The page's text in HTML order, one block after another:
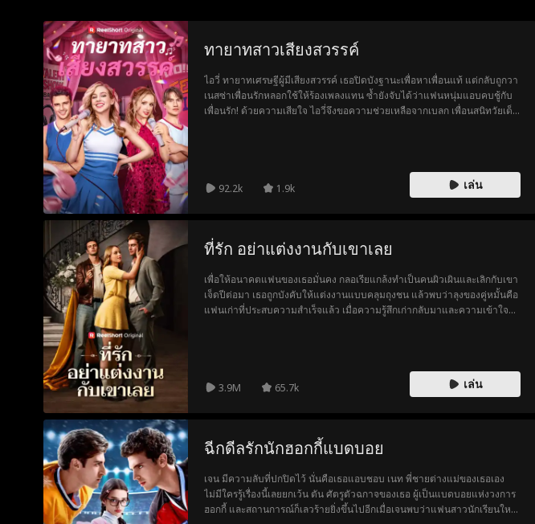
ทายาทสาวเสียงสวรรค์
ไอวี่ ทายาทเศรษฐีผู้มีเสียงสวรรค์ เธอปิดบังฐานะเพื่อหาเพื่อนแท้ แต่กลับถูกวา
เนสซ่าเพื่อนรักหลอกใช้ให้ร้องเพลงแทน ซ้ำยังจับได้ว่าแฟนหนุ่มแอบคบชู้กับ
เพื่อนรัก! ด้วยความเสียใจ ไอวี่จึงขอความช่วยเหลือจากเบลก เพื่อนสนิทวัยเด็ก
92.2k 1.9k เล่น
ที่รัก อย่าแต่งงานกับเขาเลย
เพื่อให้อนาคตแฟนของเธอมั่นคง กลอเรียแกล้งทำเป็นคนผิวเผินและเลิกกับเขา
เจ็ดปีต่อมา เธอถูกบังคับให้แต่งงานแบบคลุมถุงชน แล้วพบว่าลุงของคู่หมั้นคือ
แฟนเก่าที่ประสบความสำเร็จแล้ว เมื่อความรู้สึกเก่ากลับมาและความเข้าใจผิด
3.9M 65.7k เล่น
ฉีกดีลรักนักฮอกกี้แบดบอย
เจน มีความลับที่ปกปิดไว้ นั่นคือเธอแอบชอบ เนท พี่ชายต่างแม่ของเธอเอง
ไม่มีใครรู้เรื่องนี้เลยยกเว้น ตัน ศัตรูตัวฉกาจของเธอ ผู้เป็นแบดบอยแห่งวงการ
ฮอกกี้ และสถานการณ์ก็เลวร้ายยิ่งขึ้นไปอีกเมื่อเจนพบว่าแฟนสาวนักเรียนใหม่